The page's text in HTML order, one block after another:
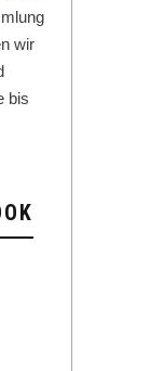
wir
bis